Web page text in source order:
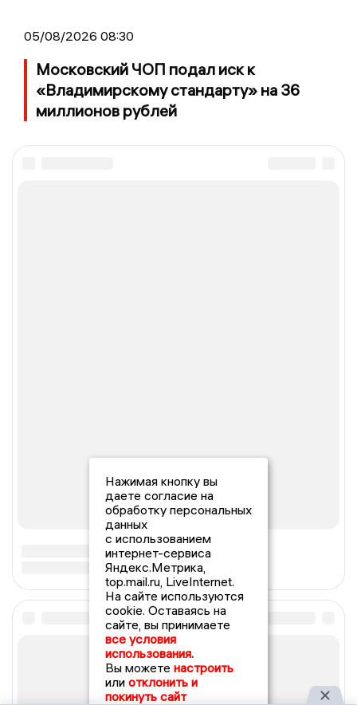
05/08/2026 08:30
Московский ЧОП подал иск к
«Владимирскому стандарту» на 36
миллионов рублей
Нажимая кнопку вы
даете согласие на
обработку персональных
данных
с использованием
интернет-сервиса
Яндекс.Метрика,
top.mail.ru, LiveInternet.
На сайте используются
cookie. Оставаясь на
сайте, вы принимаете
все условия
использования.
Вы можете настроить
или отклонить и
покинуть сайт